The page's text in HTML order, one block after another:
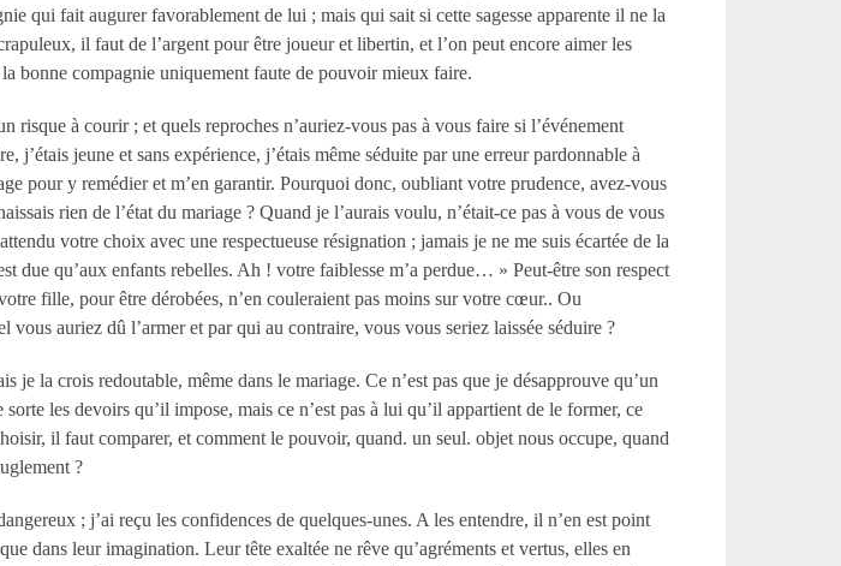
qui fait augurer favorablement de lui ; mais qui sait si cette sagesse apparente il ne la
il faut de l’argent pour être joueur et libertin, et l’on peut encore aimer les
bonne compagnie uniquement faute de pouvoir mieux faire.
à courir ; et quels reproches n’auriez-vous pas à vous faire si l’événement
jeune et sans expérience, j’étais même séduite par une erreur pardonnable à
pour y remédier et m’en garantir. Pourquoi donc, oubliant votre prudence, avez-vous
rien de l’état du mariage ? Quand je l’aurais voulu, n’était-ce pas à vous de vous
votre choix avec une respectueuse résignation ; jamais je ne me suis écartée de la
due qu’aux enfants rebelles. Ah ! votre faiblesse m’a perdue… » Peut-être son respect
fille, pour être dérobées, n’en couleraient pas moins sur votre cœur.. Ou
auriez dû l’armer et par qui au contraire, vous vous seriez laissée séduire ?
la crois redoutable, même dans le mariage. Ce n’est pas que je désapprouve qu’un
les devoirs qu’il impose, mais ce n’est pas à lui qu’il appartient de le former, ce
il faut comparer, et comment le pouvoir, quand. un seul. objet nous occupe, quand
?
; j’ai reçu les confidences de quelques-unes. A les entendre, il n’en est point
dans leur imagination. Leur tête exaltée ne rêve qu’agréments et vertus, elles en